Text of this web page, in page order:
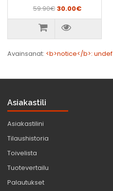
59.90€30.00€
Avainsanat: <b>notice</b>: undef
Asiakastili
Asiakastilini
Tilaushistoria
Toivelista
Tuotevertailu
Palautukset